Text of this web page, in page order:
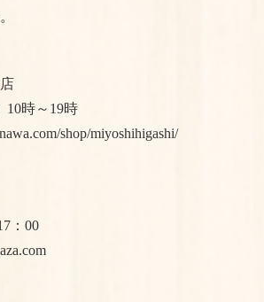
ップ
10時～19時
shop/miyoshihigashi/
：00